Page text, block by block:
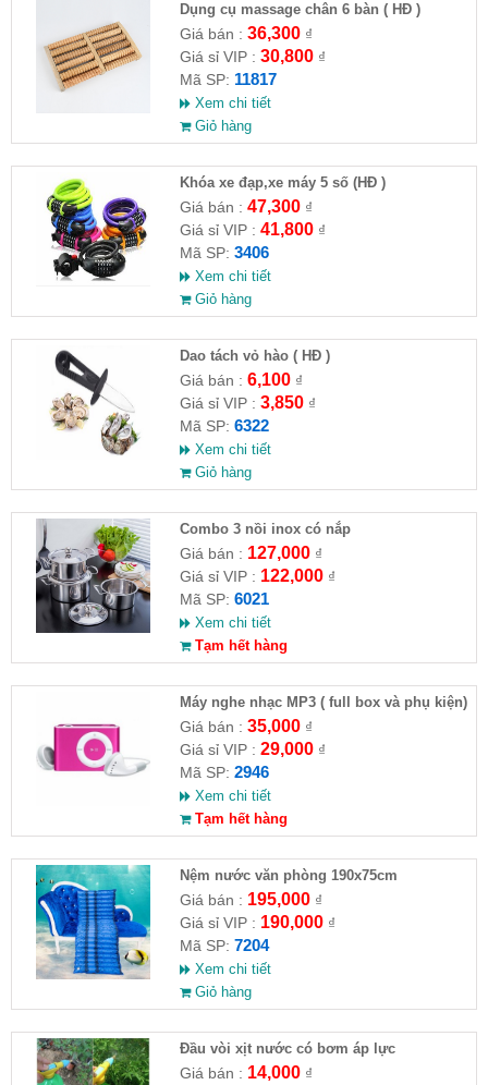
Dụng cụ massage chân 6 bàn ( HĐ )
Giá bán : 36,300₫
Giá sỉ VIP : 30,800₫
Mã SP: 11817
Xem chi tiết
Giỏ hàng
Khóa xe đạp,xe máy 5 số (HĐ )
Giá bán : 47,300₫
Giá sỉ VIP : 41,800₫
Mã SP: 3406
Xem chi tiết
Giỏ hàng
Dao tách vỏ hào ( HĐ )
Giá bán : 6,100₫
Giá sỉ VIP : 3,850₫
Mã SP: 6322
Xem chi tiết
Giỏ hàng
Combo 3 nồi inox có nắp
Giá bán : 127,000₫
Giá sỉ VIP : 122,000₫
Mã SP: 6021
Xem chi tiết
Tạm hết hàng
Máy nghe nhạc MP3 ( full box và phụ kiện)
Giá bán : 35,000₫
Giá sỉ VIP : 29,000₫
Mã SP: 2946
Xem chi tiết
Tạm hết hàng
Nệm nước văn phòng 190x75cm
Giá bán : 195,000₫
Giá sỉ VIP : 190,000₫
Mã SP: 7204
Xem chi tiết
Giỏ hàng
Đầu vòi xịt nước có bơm áp lực
Giá bán : 14,000₫